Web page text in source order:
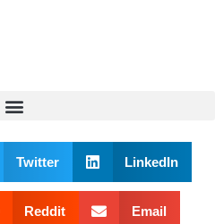
Twitter LinkedIn
Reddit Email